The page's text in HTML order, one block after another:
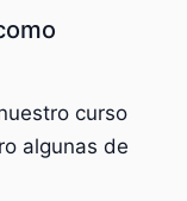
curso
algunas de